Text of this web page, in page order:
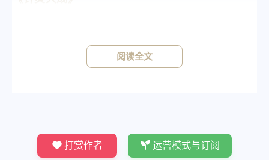
阅读全文
打赏作者 运营模式与订阅